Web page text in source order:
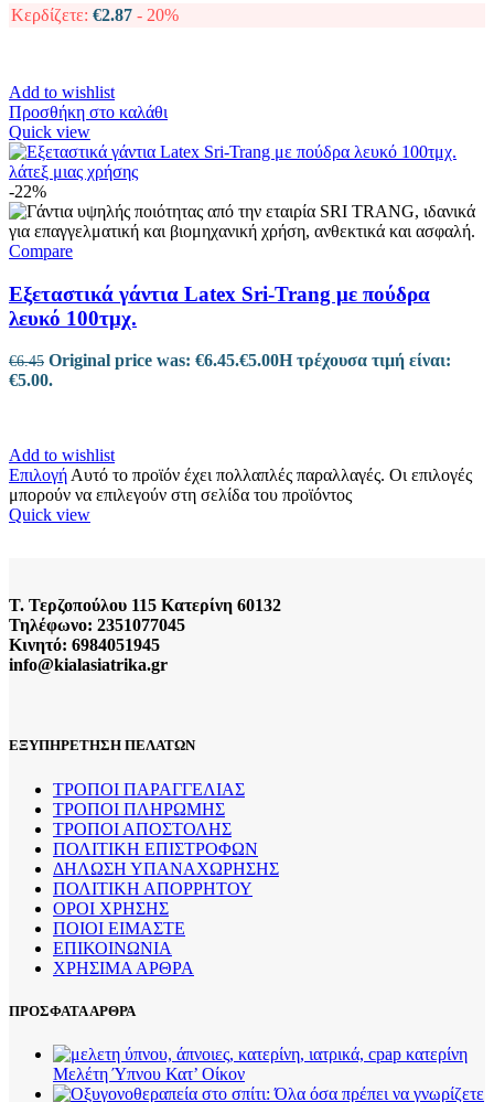
Κερδίζετε: €2.87 - 20%
Add to wishlist
Προσθήκη στο καλάθι
Quick view
-22%
Compare
Εξεταστικά γάντια Latex Sri-Trang με πούδρα
λευκό 100τμχ.
€6.45 Original price was: €6.45.€5.00Η τρέχουσα τιμή είναι:
€5.00.
Add to wishlist
Επιλογή Αυτό το προϊόν έχει πολλαπλές παραλλαγές. Οι επιλογές
μπορούν να επιλεγούν στη σελίδα του προϊόντος
Quick view
Τ. Τερζοπούλου 115 Κατερίνη 60132
Τηλέφωνο: 2351077045
Κινητό: 6984051945
info@kialasiatrika.gr
ΕΞΥΠΗΡΕΤΗΣΗ ΠΕΛΑΤΩΝ
ΤΡΟΠΟΙ ΠΑΡΑΓΓΕΛΙΑΣ
ΤΡΟΠΟΙ ΠΛΗΡΩΜΗΣ
ΤΡΟΠΟΙ ΑΠΟΣΤΟΛΗΣ
ΠΟΛΙΤΙΚΗ ΕΠΙΣΤΡΟΦΩΝ
ΔΗΛΩΣΗ ΥΠΑΝΑΧΩΡΗΣΗΣ
ΠΟΛΙΤΙΚΗ ΑΠΟΡΡΗΤΟΥ
ΟΡΟΙ ΧΡΗΣΗΣ
ΠΟΙΟΙ ΕΙΜΑΣΤΕ
ΕΠΙΚΟΙΝΩΝΙΑ
ΧΡΗΣΙΜΑ ΑΡΘΡΑ
ΠΡΟΣΦΑΤΑ ΑΡΘΡΑ
Μελέτη Ύπνου Κατ’ Οίκον